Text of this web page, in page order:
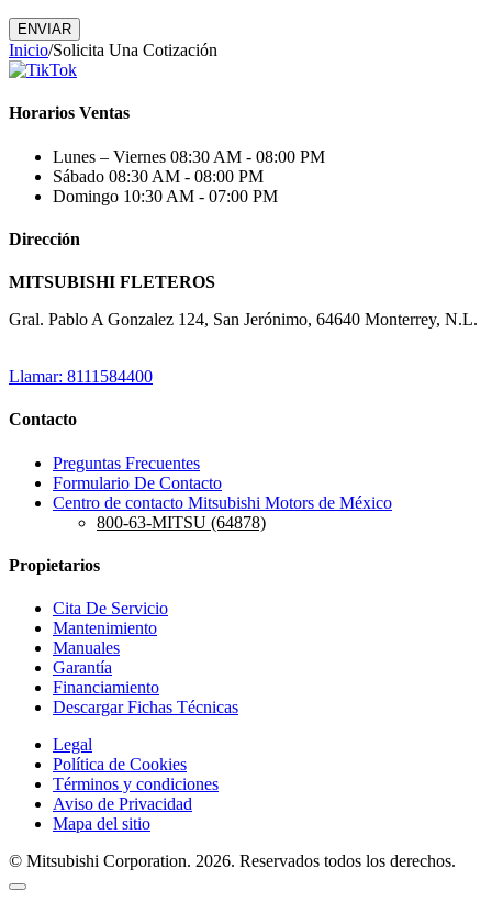
Inicio/Solicita Una Cotización
Horarios Ventas
Lunes – Viernes 08:30 AM - 08:00 PM
Sábado 08:30 AM - 08:00 PM
Domingo 10:30 AM - 07:00 PM
Dirección
MITSUBISHI FLETEROS
Gral. Pablo A Gonzalez 124, San Jerónimo, 64640 Monterrey, N.L.
Llamar: 8111584400
Contacto
Preguntas Frecuentes
Formulario De Contacto
Centro de contacto Mitsubishi Motors de México
800-63-MITSU (64878)
Propietarios
Cita De Servicio
Mantenimiento
Manuales
Garantía
Financiamiento
Descargar Fichas Técnicas
Legal
Política de Cookies
Términos y condiciones
Aviso de Privacidad
Mapa del sitio
© Mitsubishi Corporation. 2026. Reservados todos los derechos.